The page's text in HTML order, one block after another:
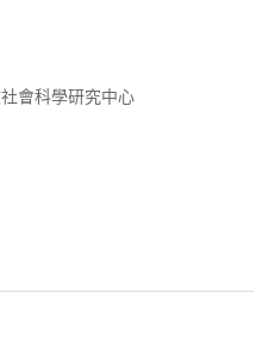
會科學研究中心